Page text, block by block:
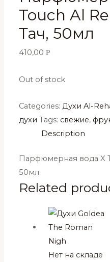
Touch Al
Тач, 50мл
410,00Р
Out of stock
Categories:Духи Al-
духи Tags: свежие,
Description
Парфюмерная вода X
50мл
Related
Нет на складе